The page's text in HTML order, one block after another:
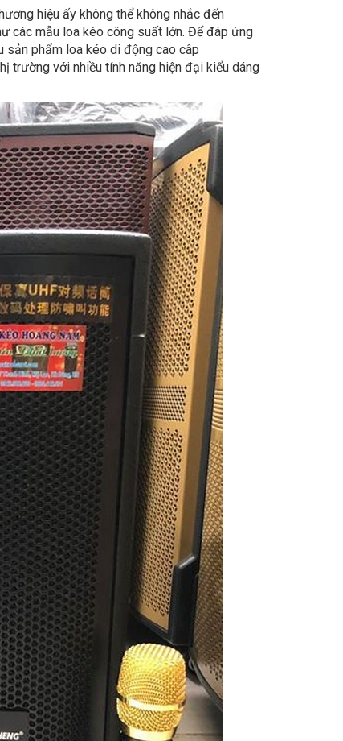
hiệu ấy không thể không nhắc đến
các mẫu loa kéo công suất lớn. Để đáp ứng
sản phẩm loa kéo di động cao câp
trường với nhiều tính năng hiện đại kiểu dáng